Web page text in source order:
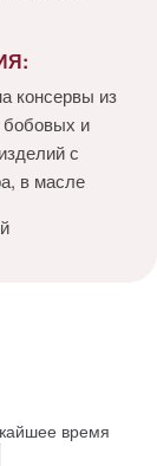
консервы из
и
с
в масле
время